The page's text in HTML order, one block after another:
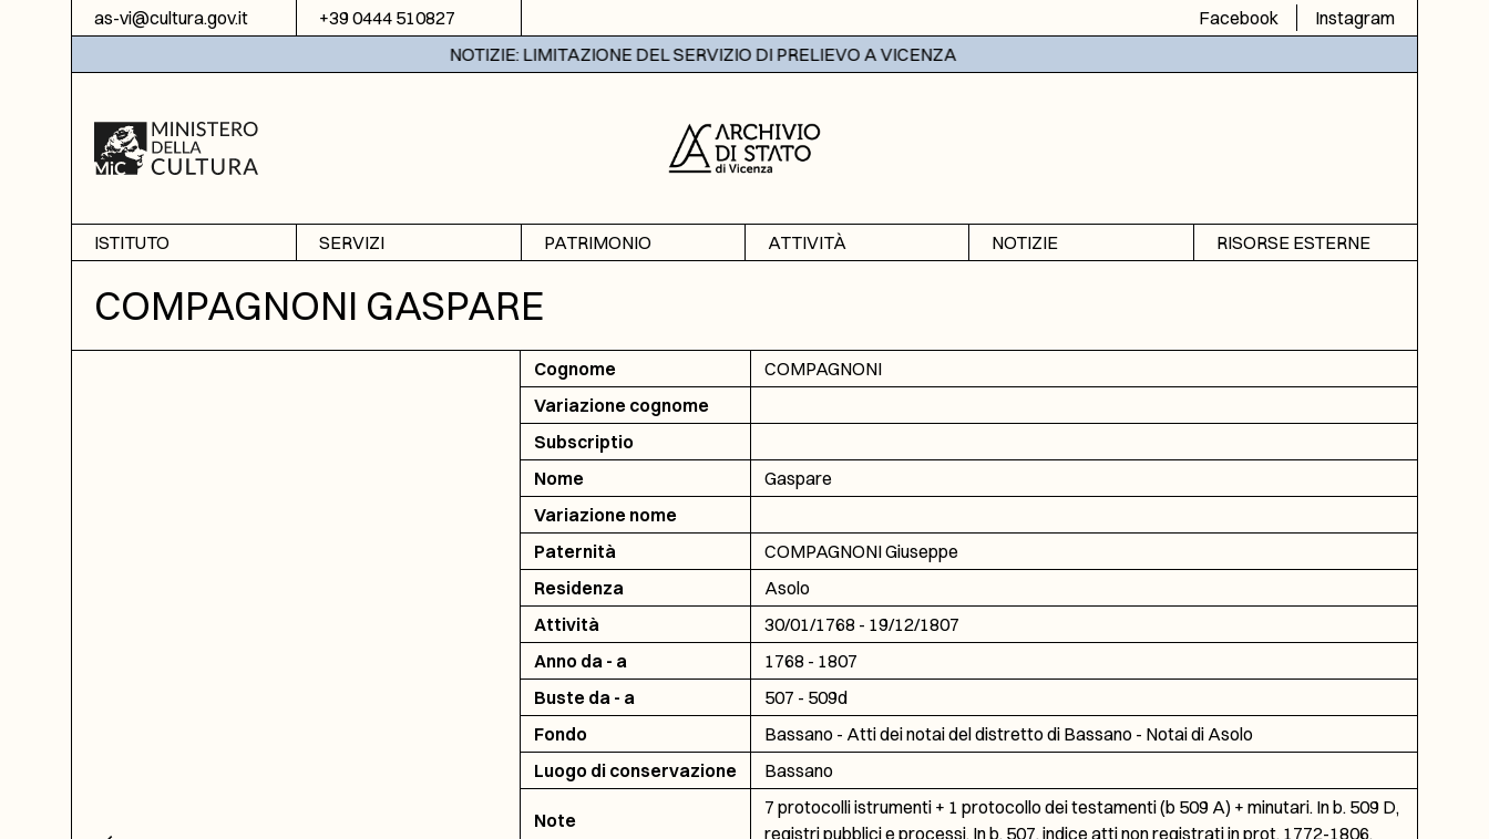
Vai al contenuto
as-vi@cultura.gov.it +39 0444 510827 Facebook
Instagram
NOTIZIE: LIMITAZIONE DEL SERVIZIO DI PRELIEVO A VICENZA
ISTITUTO
Informazioni
Sezione di Bassano del
SERVIZI
Ricerche
Fotoriproduzione
PATRIMONIO
Banche dati
ATTIVITÀ
NOTIZIE
RISORSE ESTERNE
DGA
ICAR
COMPAGNONI GASPARE
Cognome
COMPAGNONI
Variazione cognome
Subscriptio
Nome
Gaspare
Variazione nome
Paternità
COMPAGNONI Giuseppe
Residenza
Asolo
Attività
30/01/1768 - 19/12/1807
Anno da - a
1768 - 1807
Buste da - a
507 - 509d
Fondo
Bassano - Atti dei notai del distretto di Bassano - Notai di Asolo
Luogo di conservazione
Bassano
Note
7 protocolli istrumenti + 1 protocollo dei testamenti (b 509 A) + minutari. In b. 509 D,
registri pubblici e processi. In b. 507, indice atti non registrati in prot. 1772-1806.